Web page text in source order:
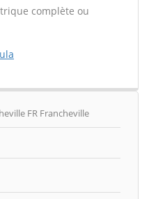
complète ou
FR Francheville